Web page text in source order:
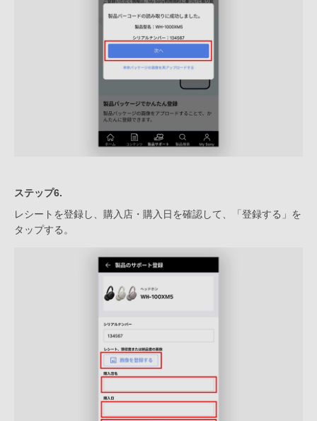
ステップ6.
レシートを登録し、購入店・購入日を確認して、「登録する」を
タップする。